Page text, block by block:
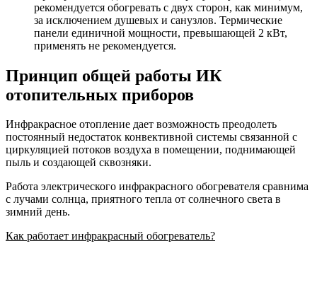
рекомендуется обогревать с двух сторон, как минимум,
за исключением душевых и санузлов. Термические
панели единичной мощности, превышающей 2 кВт,
применять не рекомендуется.
Принцип общей работы ИК
отопительных приборов
Инфракрасное отопление дает возможность преодолеть
постоянный недостаток конвективной системы связанной с
циркуляцией потоков воздуха в помещении, поднимающей
пыль и создающей сквозняки.
Работа электрического инфракрасного обогревателя сравнима
с лучами солнца, приятного тепла от солнечного света в
зимний день.
Как работает инфракрасный обогреватель?